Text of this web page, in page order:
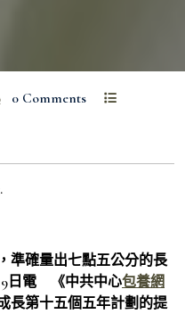
0 Comments
準確量出七點五公分的長
9日電 《中共中心包養網
長第十五個五年計劃的提